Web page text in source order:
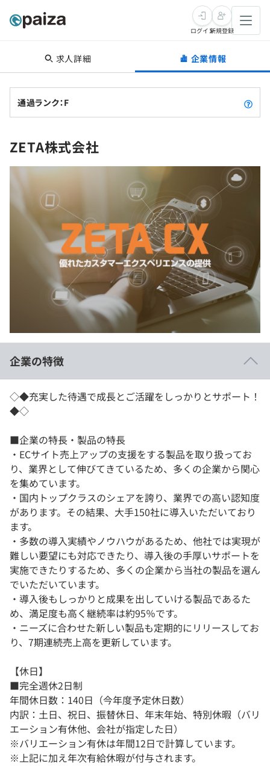
転職・キャリア
転職成功ガイド
インタビュー
新卒就活
求人検索
本選考
インターン
新卒エージェント
イベント・セミナー
インタビュー
学習
講座一覧
問題集
4択課題
リファレンス
プラン
個人向けプラン
法人向けプラン
契約内容・クーポン
スキルチェック
プログラミング言語
評価結果一覧
再チャレンジ結果一覧
ゲーム・マンガ
メディア
Tech Team Journal
paiza times
ログイン新規登録
求人詳細 企業情報
通過ランク：F
ZETA株式会社
企業の特徴
◇◆充実した待遇で成長とご活躍をしっかりとサポート！
◆◇
■企業の特長・製品の特長
・ECサイト売上アップの支援をする製品を取り扱ってお
り、業界として伸びてきているため、多くの企業から関心
を集めています。
・国内トップクラスのシェアを誇り、業界での高い認知度
があります。その結果、大手150社に導入いただいており
ます。
・多数の導入実績やノウハウがあるため、他社では実現が
難しい要望にも対応できたり、導入後の手厚いサポートを
実施できたりするため、多くの企業から当社の製品を選ん
でいただいています。
・導入後もしっかりと成果を出していける製品であるた
め、満足度も高く継続率は約95％です。
・ニーズに合わせた新しい製品も定期的にリリースしてお
り、7期連続売上高を更新しています。
【休日】
■完全週休2日制
年間休日数：140日（今年度予定休日数）
内訳：土日、祝日、振替休日、年末年始、特別休暇（バリ
エーション有休他、会社が指定した日）
※バリエーション有休は年間12日で計算しています。
※上記に加え年次有給休暇が付与されます。